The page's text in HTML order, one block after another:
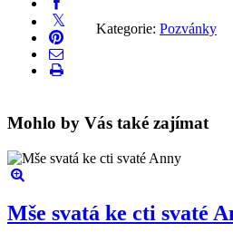
Kategorie: Pozvánky
Mohlo by Vás také zajímat
Mše svatá ke cti svaté